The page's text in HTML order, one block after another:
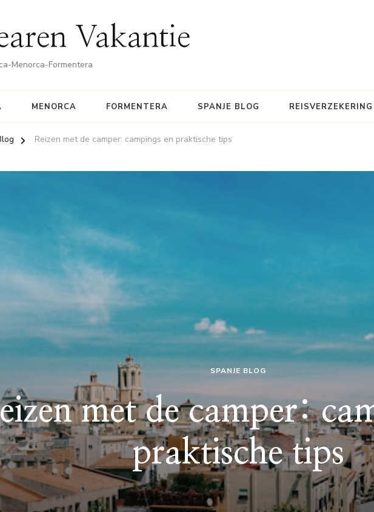
Vakantie
Menorca-Formentera
MENORCA FORMENTERA SPANJE BLOG REISVERZEKERING
Reizen met de camper: campings en praktische tips
SPANJE BLOG
met de camper:
praktische tips